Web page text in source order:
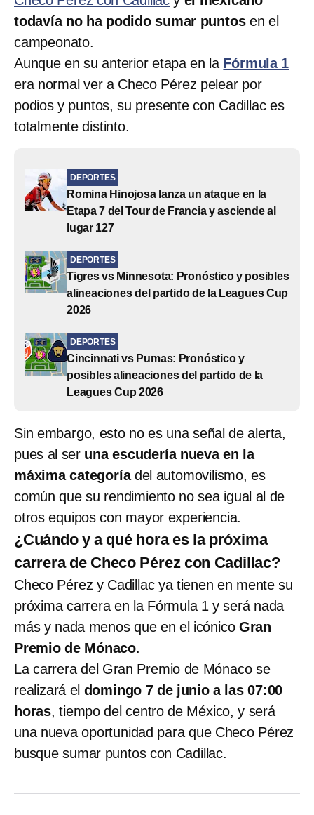
todavía no ha podido sumar puntosen el
campeonato.
Aunque en su anterior etapa en la Fórmula 1
era normal ver a Checo Pérez pelear por
podios y puntos, su presente con Cadillac es
totalmente distinto.
DEPORTES
Romina Hinojosa lanza un ataque en la
Etapa 7 del Tour de Francia y asciende al
lugar 127
DEPORTES
Tigres vs Minnesota: Pronóstico y posibles
alineaciones del partido de la Leagues Cup
2026
DEPORTES
Cincinnati vs Pumas: Pronóstico y
posibles alineaciones del partido de la
Leagues Cup 2026
Sin embargo, esto no es una señal de alerta,
pues al ser una escudería nueva en la
máxima categoríadel automovilismo, es
común que su rendimiento no sea igual al de
otros equipos con mayor experiencia.
¿Cuándo y a qué hora es la próxima
carrera de Checo Pérez con Cadillac?
Checo Pérez y Cadillac ya tienen en mente su
próxima carrera en la Fórmula 1 y será nada
más y nada menos que en el icónico Gran
Premio de Mónaco.
La carrera del Gran Premio de Mónaco se
realizará el domingo 7 de junio a las 07:00
horas, tiempo del centro de México, y será
una nueva oportunidad para que Checo Pérez
busque sumar puntos con Cadillac.